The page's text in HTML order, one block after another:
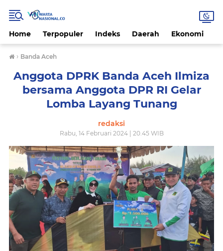
Home Terpopuler Indeks Daerah Ekonomi
› Banda Aceh
Anggota DPRK Banda Aceh Ilmiza
bersama Anggota DPR RI Gelar
Lomba Layang Tunang
redaksi
Rabu, 14 Februari 2024 | 20.45 WIB